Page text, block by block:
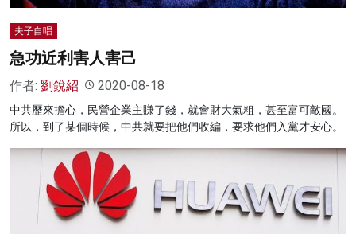
夫子自唱
急功近利害人害己
作者: 劉銳紹 2020-08-18
中共歷來擔心，民營企業主賺了錢，就會財大氣粗，甚至富可敵國。
所以，到了某個時候，中共就要把他們收編，要求他們入黨才安心。